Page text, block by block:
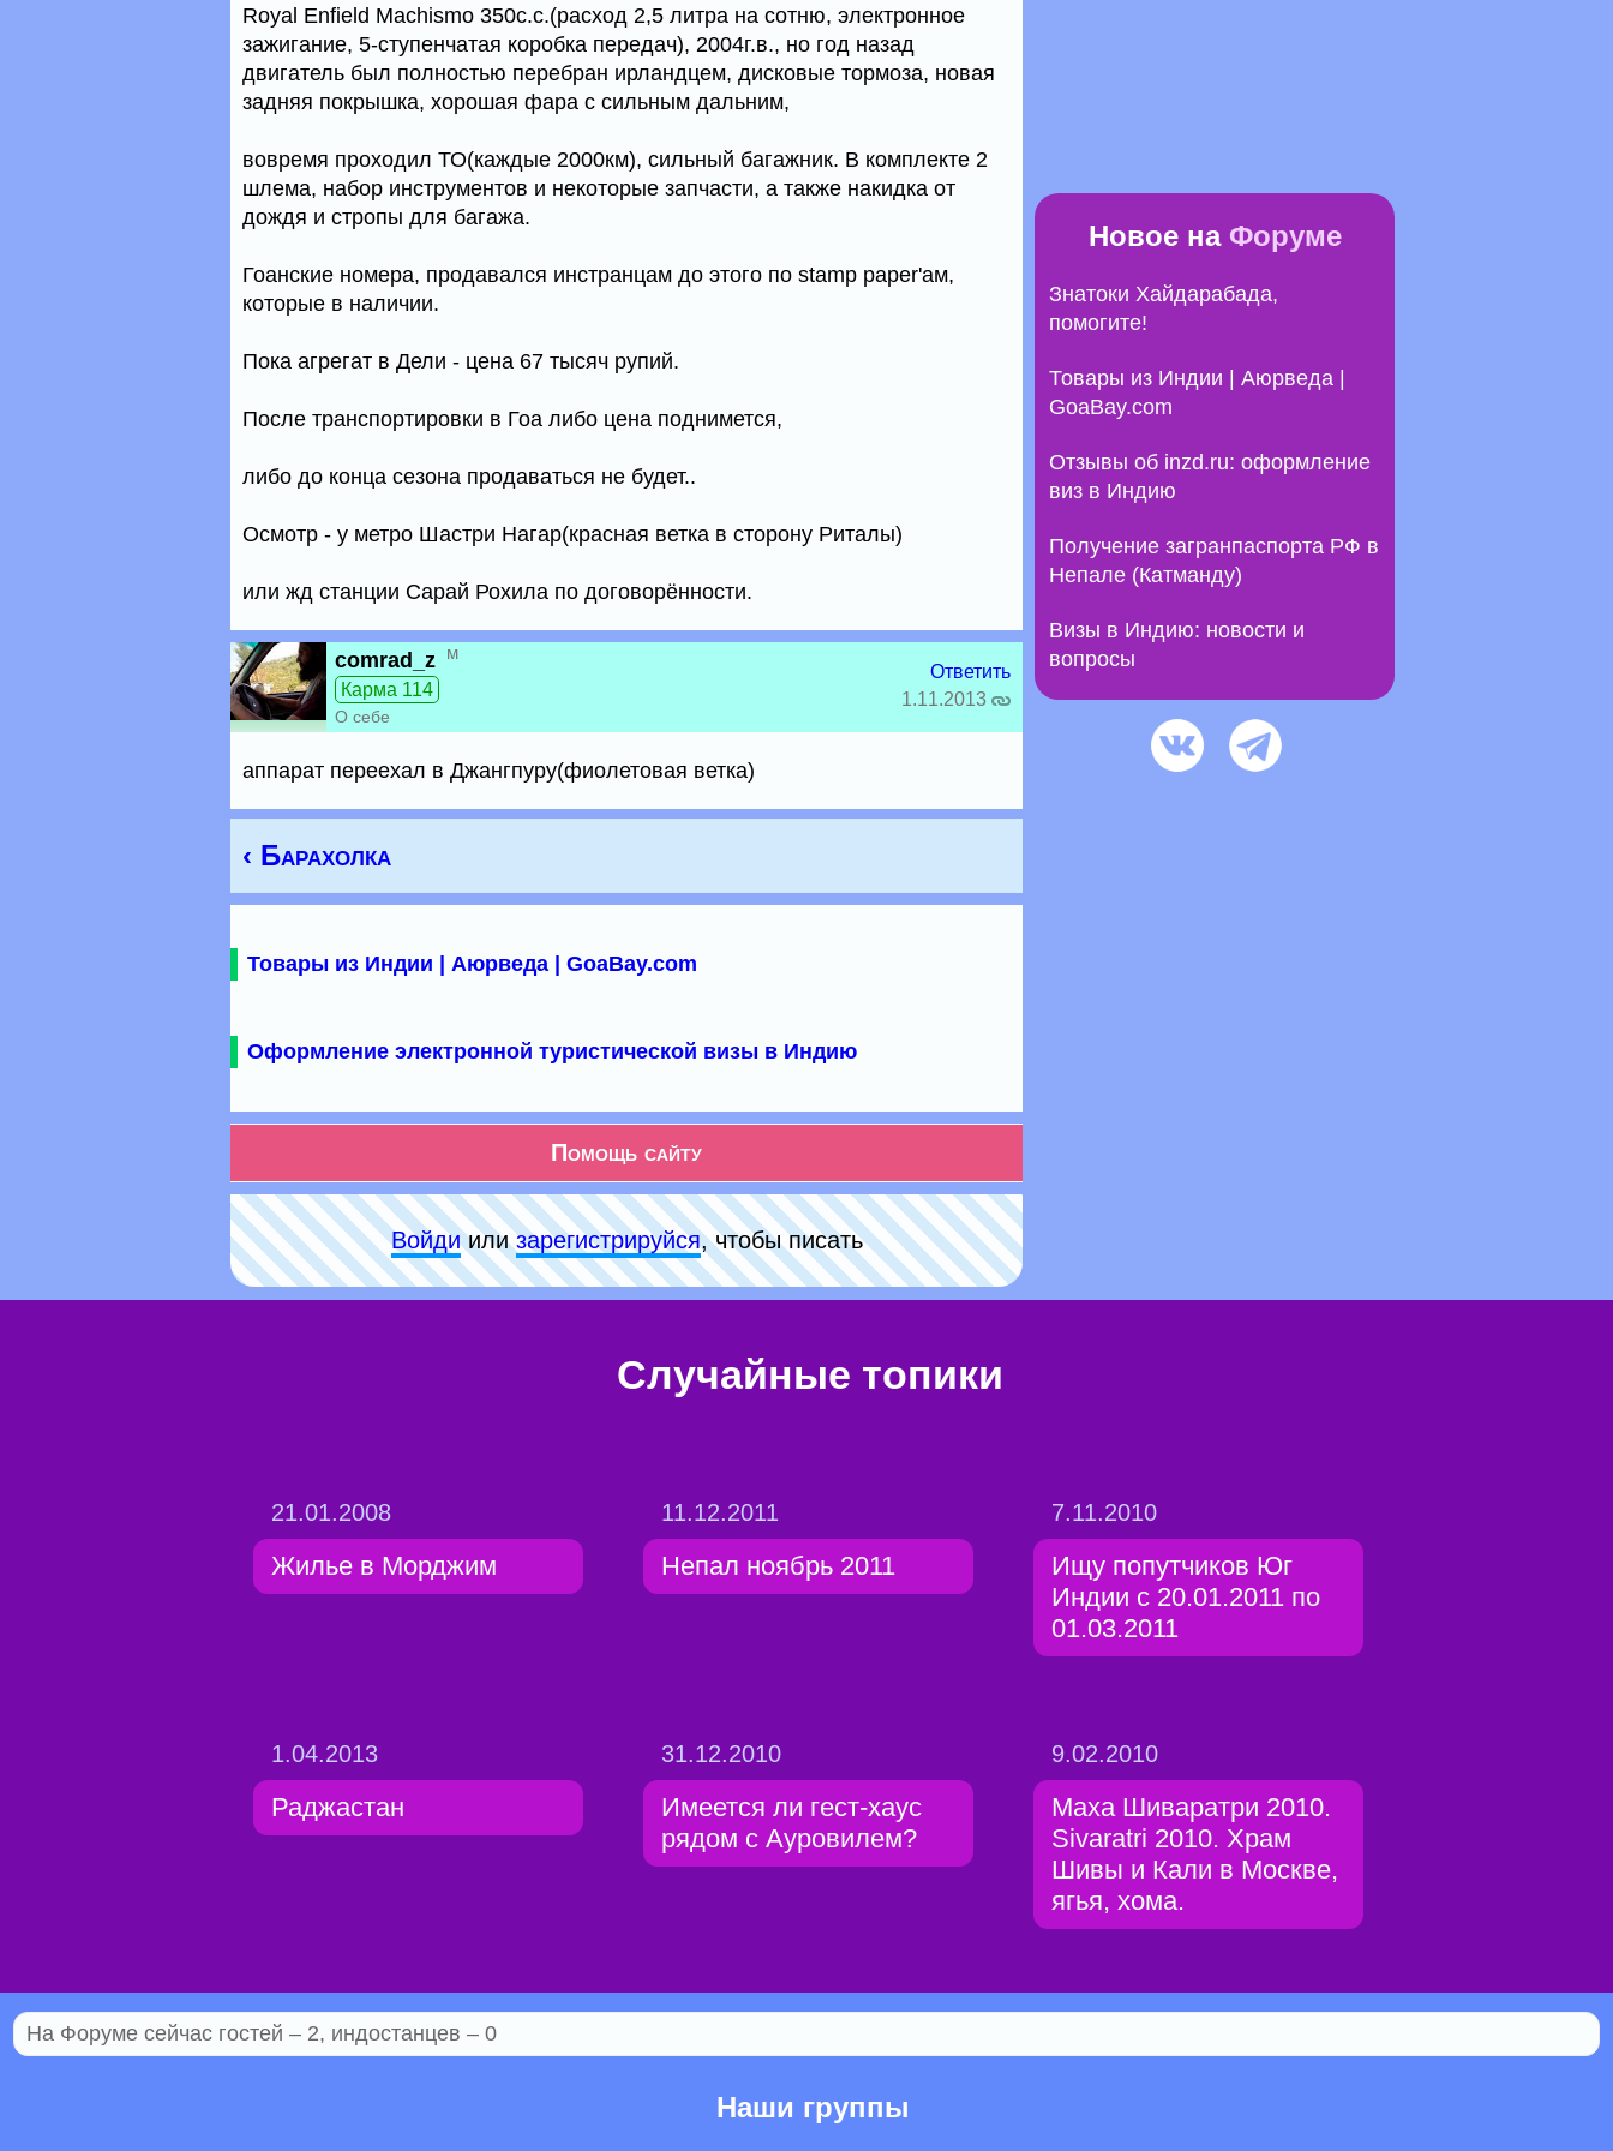
Royal Enfield Machismo 350c.c.(расход 2,5 литра на сотню, электронное
зажигание, 5-ступенчатая коробка передач), 2004г.в., но год назад
двигатель был полностью перебран ирландцем, дисковые тормоза, новая
задняя покрышка, хорошая фара с сильным дальним,
вовремя проходил ТО(каждые 2000км), сильный багажник. В комплекте 2
шлема, набор инструментов и некоторые запчасти, а также накидка от
дождя и стропы для багажа.
Гоанские номера, продавался инстранцам до этого по stamp paper'ам,
которые в наличии.
Пока агрегат в Дели - цена 67 тысяч рупий.
После транспортировки в Гоа либо цена поднимется,
либо до конца сезона продаваться не будет..
Осмотр - у метро Шастри Нагар(красная ветка в сторону Риталы)
или жд станции Сарай Рохила по договорённости.
comrad_z м
Карма 114
О себе
Ответить
1.11.2013
аппарат переехал в Джангпуру(фиолетовая ветка)
‹ Барахолка
Товары из Индии | Аюрведа | GoaBay.com
Оформление электронной туристической визы в Индию
Помощь сайту
Войдиилизарeгиcтpируйся, чтобы писать
Новое на Форуме
Знатоки Хайдарабада,
помогите!
Товары из Индии | Аюрведа |
GoaBay.com
Отзывы об inzd.ru: оформление
виз в Индию
Получение загранпаспорта РФ в
Непале (Катманду)
Визы в Индию: новости и
вопросы
Случайные топики
21.01.2008
Жилье в Морджим
11.12.2011
Непал ноябрь 2011
7.11.2010
Ищу попутчиков Юг
Индии с 20.01.2011 по
01.03.2011
1.04.2013
Раджастан
31.12.2010
Имеется ли гест-хаус
рядом с Ауровилем?
9.02.2010
Маха Шиваратри 2010.
Sivaratri 2010. Храм
Шивы и Кали в Москве,
ягья, хома.
На Форуме сейчас гостей – 2, индостанцев – 0
Наши группы